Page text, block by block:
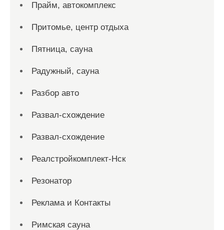
Прайм, автокомплекс
Притомье, центр отдыха
Пятница, сауна
Радужный, сауна
Разбор авто
Развал-схождение
Развал-схождение
Реалстройкомплект-Нск
Резонатор
Реклама и Контакты
Римская сауна